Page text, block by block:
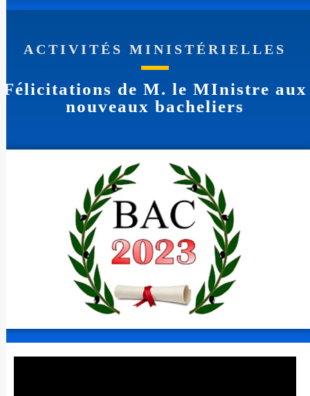
ACTIVITÉS MINISTÉRIELLES
Félicitations de M. le MInistre aux
nouveaux bacheliers